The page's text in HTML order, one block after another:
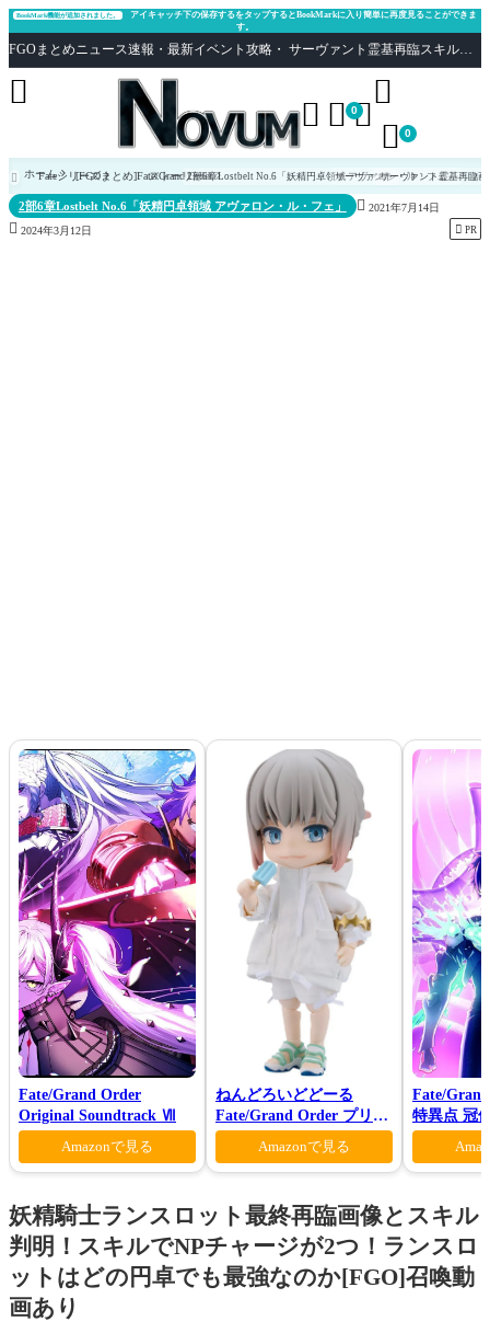
BookMark機能が追加されました。
アイキャッチ下の保存するをタップするとBookMarkに入り簡単に再度見ることができま
す。
FGOまとめニュース速報・最新イベント攻略・ サーヴァント霊基再臨スキル性能評価まとめ Fate/Grand Order
  0

 0

 ホームFateシリーズ[FGOまとめ]Fate/Grand Order
ストーリー2部6章Lostbelt No.6「妖精円卓領域 アヴァロン・ル・フェ」
サーヴァントサーヴァント霊基再臨
2部6章Lostbelt No.6「妖精円卓領域 アヴァロン・ル・フェ」  2021年7月14日
 2024年3月12日  PR
Fate/Grand Order
Original Soundtrack Ⅶ
Amazonで見る
ねんどろいどどーる
Fate/Grand Order プリテ
ンダー/オベロン 爽やかサ
マー・プリンスVer.
Amazonで見る
Fate/
特異点 冠
モン-(完全
妖精騎士ランスロット最終再臨画像とスキル
判明！スキルでNPチャージが2つ！ランスロ
ットはどの円卓でも最強なのか[FGO]召喚動
画あり